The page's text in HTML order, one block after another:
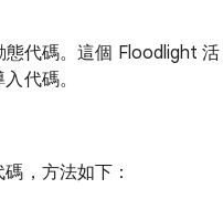
代碼。這個 Floodlight 活
代碼。
，方法如下：